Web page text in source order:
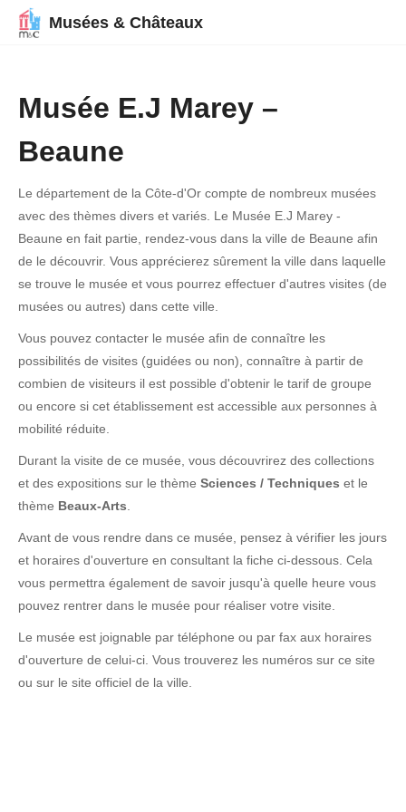
Musées & Châteaux
Musée E.J Marey –
Beaune
Le département de la Côte-d'Or compte de nombreux musées
avec des thèmes divers et variés. Le Musée E.J Marey -
Beaune en fait partie, rendez-vous dans la ville de Beaune afin
de le découvrir. Vous apprécierez sûrement la ville dans laquelle
se trouve le musée et vous pourrez effectuer d'autres visites (de
musées ou autres) dans cette ville.
Vous pouvez contacter le musée afin de connaître les
possibilités de visites (guidées ou non), connaître à partir de
combien de visiteurs il est possible d'obtenir le tarif de groupe
ou encore si cet établissement est accessible aux personnes à
mobilité réduite.
Durant la visite de ce musée, vous découvrirez des collections
et des expositions sur le thème Sciences / Techniques et le
thème Beaux-Arts
Avant de vous rendre dans ce musée, pensez à vérifier les jours
et horaires d'ouverture en consultant la fiche ci-dessous. Cela
vous permettra également de savoir jusqu'à quelle heure vous
pouvez rentrer dans le musée pour réaliser votre visite.
Le musée est joignable par téléphone ou par fax aux horaires
d'ouverture de celui-ci. Vous trouverez les numéros sur ce site
ou sur le site officiel de la ville.